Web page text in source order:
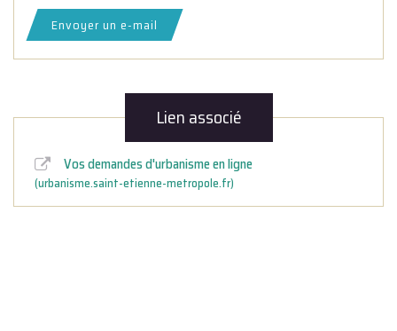
Envoyer un e-mail
Lien associé
Vos demandes d'urbanisme en ligne
urbanisme.saint-etienne-metropole.fr